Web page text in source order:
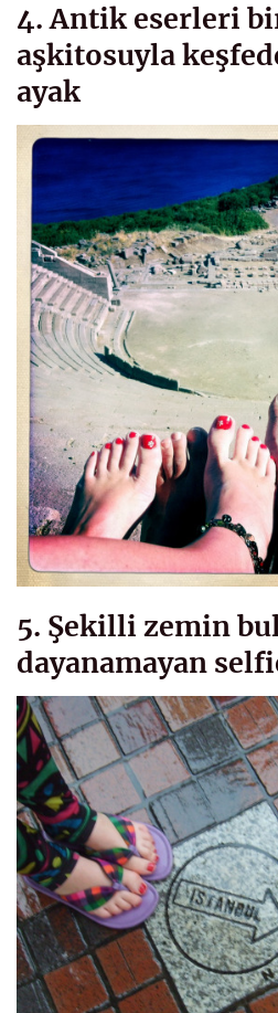
4. Antik eserleri
aşkitosuyla
ayak
5. Şekilli zemin
dayanamayan